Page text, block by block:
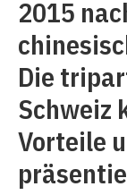
2015
Die
Schweiz
Vorteile